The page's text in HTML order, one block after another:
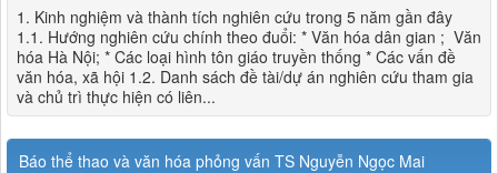
1. Kinh nghiệm và thành tích nghiên cứu trong 5 năm gần đây
1.1. Hướng nghiên cứu chính theo đuổi: * Văn hóa dân gian ; Văn
hóa Hà Nội; * Các loại hình tôn giáo truyền thống * Các vấn đề
văn hóa, xã hội 1.2. Danh sách đề tài/dự án nghiên cứu tham gia
và chủ trì thực hiện có liên...
Báo thể thao và văn hóa phỏng vấn TS Nguyễn Ngọc Mai